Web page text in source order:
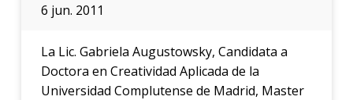
6 jun. 2011
La Lic. Gabriela Augustowsky, Candidata a
Doctora en Creatividad Aplicada de la
Universidad Complutense de Madrid, Master